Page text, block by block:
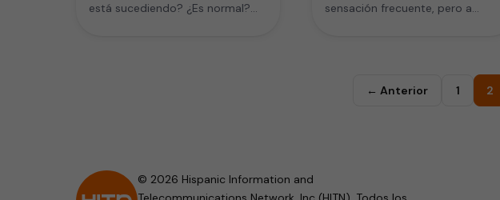
está sucediendo? ¿Es normal?
sensación frecuente, pero a
← Anterior 1 2
© 2026 Hispanic Information and